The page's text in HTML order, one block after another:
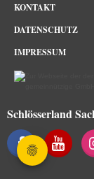
KONTAKT
DATENSCHUTZ
IMPRESSUM
Schlösserland